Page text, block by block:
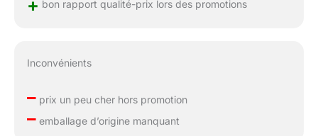
+ bon rapport qualité-prix lors des promotions
Inconvénients
–prix un peu cher hors promotion
–emballage d’origine manquant